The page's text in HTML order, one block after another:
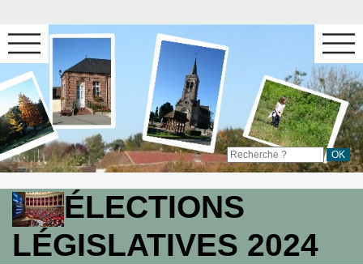
ÉLECTIONS
LÉGISLATIVES 2024